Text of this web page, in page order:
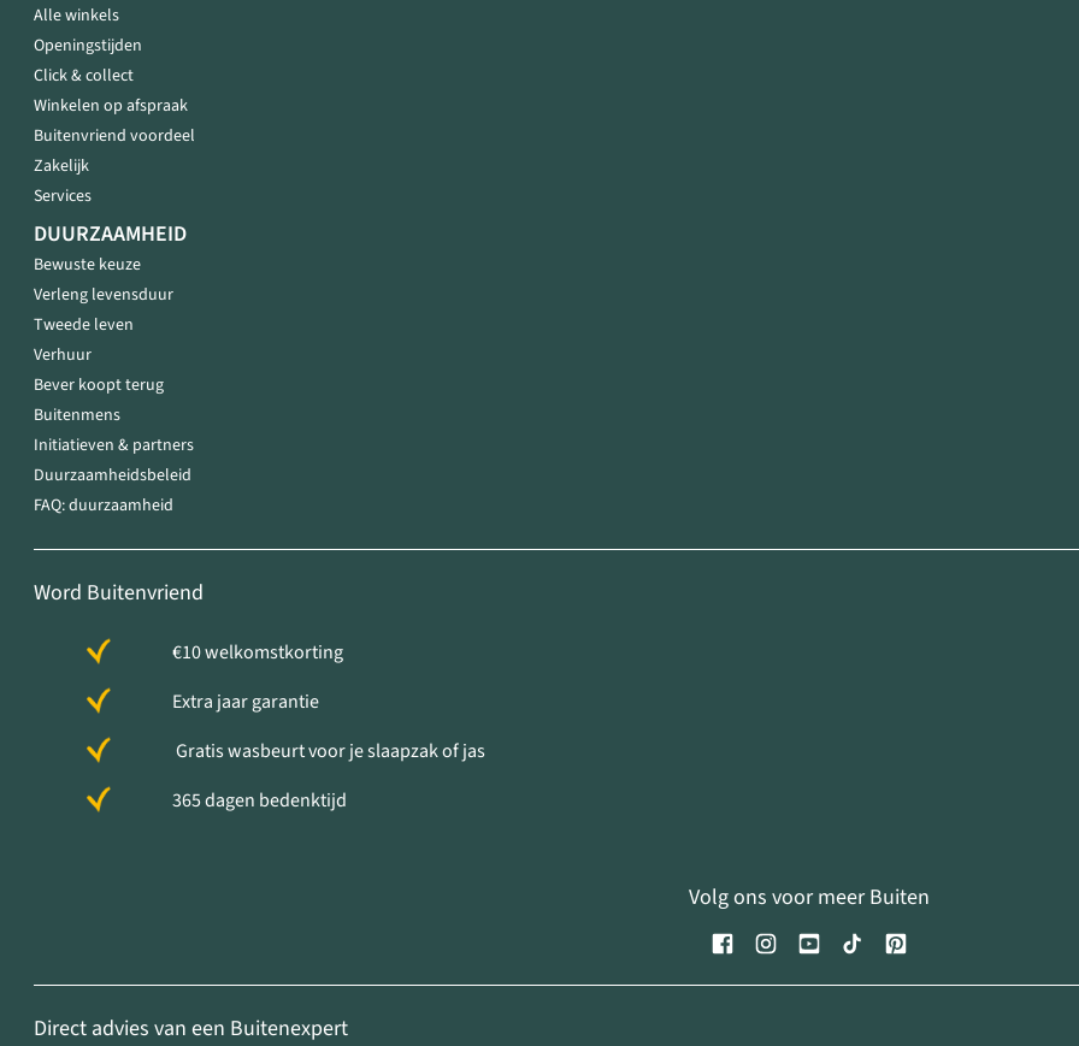
Alle winkels
Openingstijden
Click & collect
Winkelen op afspraak
Buitenvriend voordeel
Zakelijk
Services
DUURZAAMHEID
Bewuste keuze
Verleng levensduur
Tweede leven
Verhuur
Bever koopt terug
Buitenmens
Initiatieven & partners
Duurzaamheidsbeleid
FAQ: duurzaamheid
Word Buitenvriend
€10 welkomstkorting
Extra jaar garantie
Gratis wasbeurt voor je slaapzak of jas
365 dagen bedenktijd
Volg ons voor meer Buiten
Direct advies van een Buitenexpert